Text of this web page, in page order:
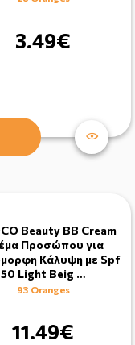
3.49€
Beauty BB Cream
Προσώπου για
Κάλυψη με Spf
50 Light Beig …
93 Oranges
11.49€